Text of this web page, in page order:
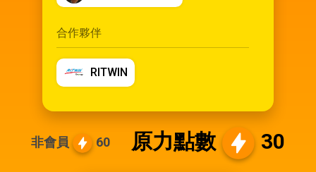
合作夥伴
RITWIN
非會員 60 原力點數 30